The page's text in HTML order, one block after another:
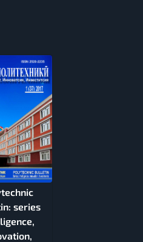
series